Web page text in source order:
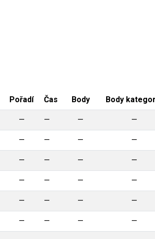
Pořadí Čas Body Body
— — — —
— — — —
— — — —
— — — —
— — — —
— — — —